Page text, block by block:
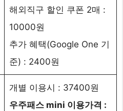
해외직구 할인 쿠폰 2매 :
10000원
추가 혜택(Google One 기
준) : 2400원
개별 이용시 : 37400원
우주패스 mini 이용가격 :